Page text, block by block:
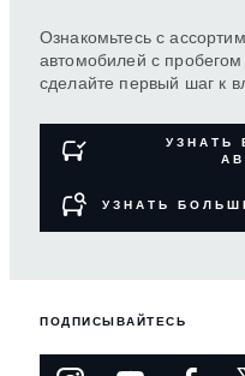
Ознакомьтесь с
автомобилей с
сделайте первый шаг к
УЗНАТЬ
УЗНАТЬ
ПОДПИСЫВАЙТЕСЬ